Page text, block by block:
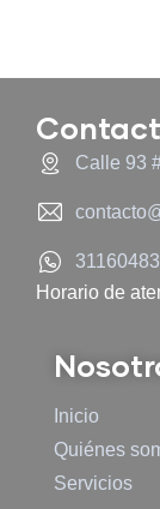
Calle 93
Horario de
Inicio
Quiénes
Servicios